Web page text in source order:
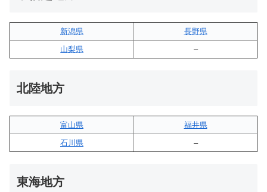
新潟県
長野県
山梨県
–
北陸地方
富山県
福井県
石川県
–
東海地方